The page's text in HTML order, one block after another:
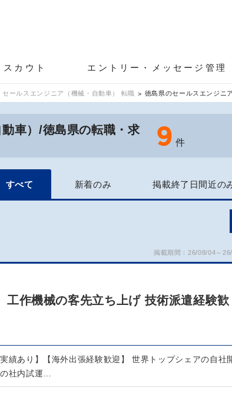
スカウト エントリー・メッセージ管理
セールスエンジニア（機械・自動車） 転職 徳島県のセールスエンジニ
車）/徳島県の転職・求
9 件
すべて 新着のみ 掲載終了日間近の
掲載期間：26/08/04～
作機械の客先立ち上げ 技術派遣経験歓
績あり】【海外出張経験歓迎】 世界トップシェアの自社
社内試運…